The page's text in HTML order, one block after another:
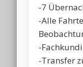
-7
-Alle
-
-Transfer